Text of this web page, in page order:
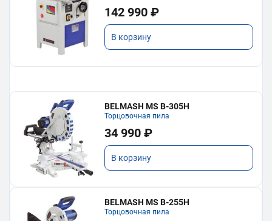
142 990 ₽
В корзину
BELMASH MS B-305H
Торцовочная пила
34 990 ₽
В корзину
BELMASH MS B-255H
Торцовочная пила